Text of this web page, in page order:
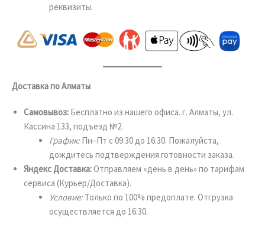
реквизиты.
Доставка по Алматы
Самовывоз: Бесплатно из нашего офиса. г. Алматы, ул.
Кассина 133, подъезд №2.
График:Пн–Пт с 09:30 до 16:30. Пожалуйста,
дождитесь подтверждения готовности заказа.
Яндекс Доставка:Отправляем «день в день» по тарифам
сервиса (Курьер/Доставка).
Условие:Только по 100% предоплате. Отгрузка
осуществляется до 16:30.